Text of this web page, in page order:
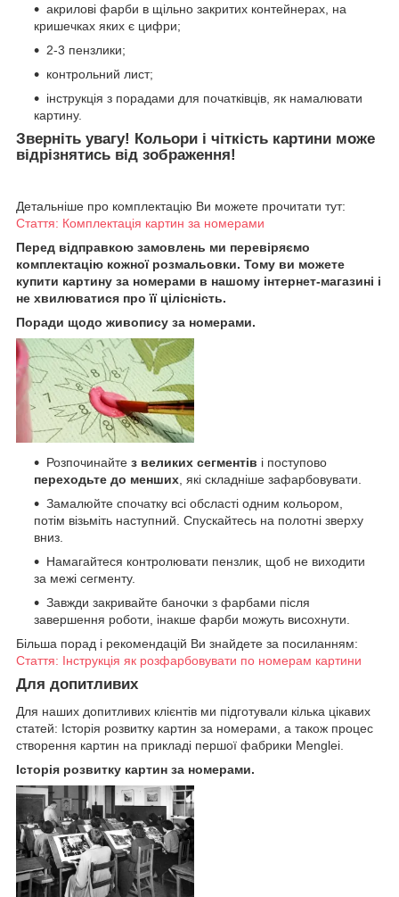
акрилові фарби в щільно закритих контейнерах, на
кришечках яких є цифри;
2-3 пензлики;
контрольний лист;
інструкція з порадами для початківців, як намалювати
картину.
Зверніть увагу! Кольори і чіткість картини може
відрізнятись від зображення!
Детальніше про комплектацію Ви можете прочитати тут:
Стаття: Комплектація картин за номерами
Перед відправкою замовлень ми перевіряємо
комплектацію кожної розмальовки. Тому ви можете
купити картину за номерами в нашому інтернет-магазині і
не хвилюватися про її цілісність.
Поради щодо живопису за номерами.
Розпочинайте з великих сегментів і поступово
переходьте до менших , які складніше зафарбовувати.
Замалюйте спочатку всі обсласті одним кольором,
потім візьміть наступний. Спускайтесь на полотні зверху
вниз.
Намагайтеся контролювати пензлик, щоб не виходити
за межі сегменту.
Завжди закривайте баночки з фарбами після
завершення роботи, інакше фарби можуть висохнути.
Більша порад і рекомендацій Ви знайдете за посиланням:
Стаття: Інструкція як розфарбовувати по номерам картини
Для допитливих
Для наших допитливих клієнтів ми підготували кілька цікавих
статей: Історія розвитку картин за номерами, а також процес
створення картин на прикладі першої фабрики Menglei.
Історія розвитку картин за номерами.